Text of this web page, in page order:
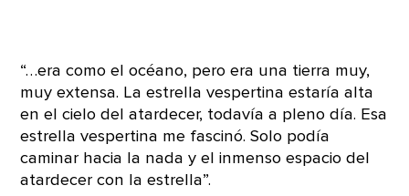
“…era como el océano, pero era una tierra muy,
muy extensa. La estrella vespertina estaría alta
en el cielo del atardecer, todavía a pleno día. Esa
estrella vespertina me fascinó. Solo podía
caminar hacia la nada y el inmenso espacio del
atardecer con la estrella”.